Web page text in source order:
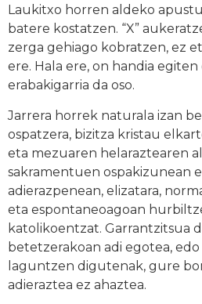
Laukitxo horren aldeko
batere kostatzen. “X”
zerga gehiago kobratzen, ez
ere. Hala ere, on handia
erabakigarria da oso.
Jarrera horrek naturala izan
ospatzera, bizitza kristau
eta mezuaren helaraztearen
sakramentuen ospakizunean
adierazpenean, elizatara,
eta espontaneoagoan
katolikoentzat. Garrantzitsua
betetzerakoan adi egotea,
laguntzen digutenak, gure
adieraztea ez ahaztea.